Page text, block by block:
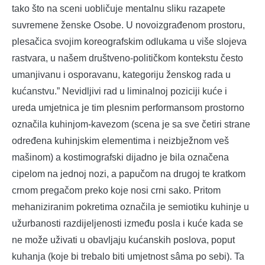
tako što na sceni uobličuje mentalnu sliku razapete
suvremene ženske Osobe. U novoizgrađenom prostoru,
plesačica svojim koreografskim odlukama u više slojeva
rastvara, u našem društveno-političkom kontekstu često
umanjivanu i osporavanu, kategoriju ženskog rada u
kućanstvu.” Nevidljivi rad u liminalnoj poziciji kuće i
ureda umjetnica je tim plesnim performansom prostorno
označila kuhinjom-kavezom (scena je sa sve četiri strane
određena kuhinjskim elementima i neizbježnom veš
mašinom) a kostimografski dijadno je bila označena
cipelom na jednoj nozi, a papučom na drugoj te kratkom
crnom pregačom preko koje nosi crni sako. Pritom
mehaniziranim pokretima označila je semiotiku kuhinje u
užurbanosti razdijeljenosti između posla i kuće kada se
ne može uživati u obavljaju kućanskih poslova, poput
kuhanja (koje bi trebalo biti umjetnost sâma po sebi). Ta